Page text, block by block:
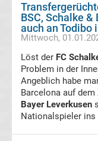
Frauen
Bundesliga
Erg.
Frauen
BSC, Schalke &
auch an Todibo
Mittwoch,
Löst der FC
Problem in der
Angeblich habe
Barcelona auf
Bayer Leverkusen
Nationalspieler ins